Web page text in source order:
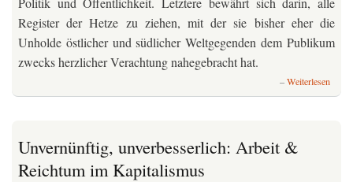
Register der Hetze zu ziehen, mit der sie bisher eher die
Unholde östlicher und südlicher Weltgegenden dem Publikum
zwecks herzlicher Verachtung nahegebracht hat.
Weiterlesen
Unvernünftig, unverbesserlich: Arbeit &
Reichtum im Kapitalismus